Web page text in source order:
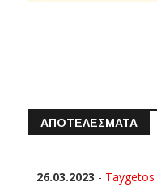
ΑΠΟΤΕΛΕΣΜΑΤΑ
26.03.2023 - Taygetos